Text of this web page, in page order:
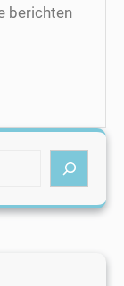
berichten